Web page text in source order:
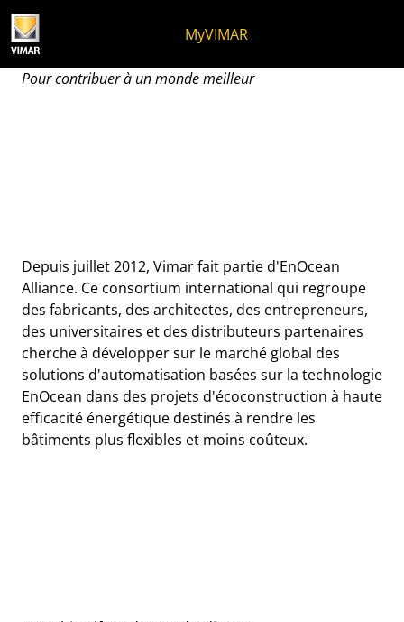
MyVIMAR
Vimar entre dans
Pour contribuer à un monde meilleur
Depuis juillet 2012, Vimar fait partie d'EnOcean
Alliance. Ce consortium international qui regroupe
des fabricants, des architectes, des entrepreneurs,
des universitaires et des distributeurs partenaires
cherche à développer sur le marché global des
solutions d'automatisation basées sur la technologie
EnOcean dans des projets d'écoconstruction à haute
efficacité énergétique destinés à rendre les
bâtiments plus flexibles et moins coûteux.